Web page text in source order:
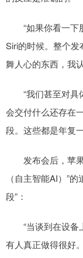
“如果你看一下
Siri的时候。整个
舞人心的东西，我
“我们甚至对具
会交付什么还存在
段。这些都是年复
发布会后，苹果
（自主智能AI）”
段”：
“当谈到在设备
有人真正做得很好